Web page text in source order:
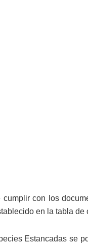
con los
en la tabla de
Estancadas se